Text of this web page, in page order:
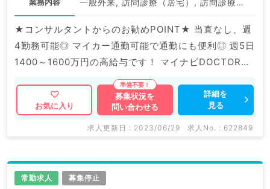
一般外来, 訪問診療（居宅）, 訪問診療（施設）
★コンサルタントからのお勧めPOINT★ 当直なし、週
4勤務可能◎ マイカー通勤可能で通勤にも便利◎ 週5日
1400～1600万円の高給与です！ マイナビDOCTORで
は病院やクリニックなどの医療機関求人はもちろんのこ
と、 掲載情報以外にも産業医等の企業系求人も多数扱
っています。 求人内容の詳細等はお気軽にお問合せ下
お気に入り
募集状況を
問い合わせる
詳細を
見る
求人更新日 : 2023/06/29 求人No. : 622849
常勤求人 募集停止